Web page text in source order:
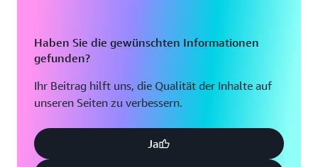
Haben Sie die gewünschten Informationen
gefunden?
Ihr Beitrag hilft uns, die Qualität der Inhalte auf
unseren Seiten zu verbessern.
Ja